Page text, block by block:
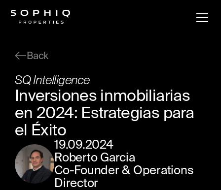
Back
SQ Intelligence
Inversiones inmobiliarias
en 2024: Estrategias para
el Éxito
19.09.2024
Roberto Garcia
Co-Founder & Operations
Director